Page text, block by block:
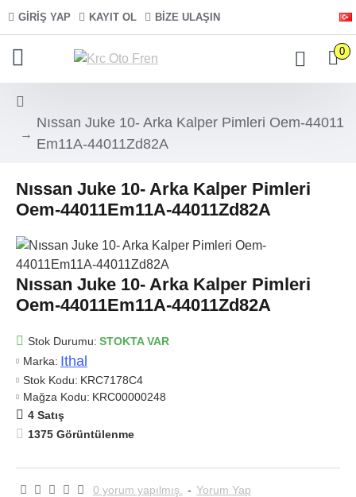
GIRIŞ YAP KAYIT OL BIZE ULAŞIN
0
Nıssan Juke 10- Arka Kalper Pimleri Oem-44011
Em11A-44011Zd82A
Nıssan Juke 10- Arka Kalper Pimleri
Oem-44011Em11A-44011Zd82A
Nıssan Juke 10- Arka Kalper Pimleri
Oem-44011Em11A-44011Zd82A
Stok Durumu: STOKTA VAR
Marka: Ithal
Stok Kodu: KRC7178C4
Mağza Kodu: KRC00000248
4 Satış
1375 Görüntülenme
0 yorum yapılmış. - Yorum Yap